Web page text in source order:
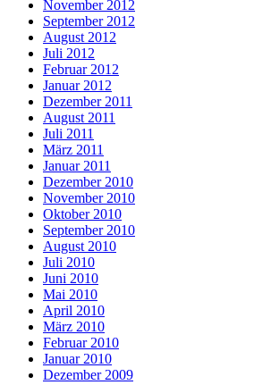
November 2012
September 2012
August 2012
Juli 2012
Februar 2012
Januar 2012
Dezember 2011
August 2011
Juli 2011
März 2011
Januar 2011
Dezember 2010
November 2010
Oktober 2010
September 2010
August 2010
Juli 2010
Juni 2010
Mai 2010
April 2010
März 2010
Februar 2010
Januar 2010
Dezember 2009